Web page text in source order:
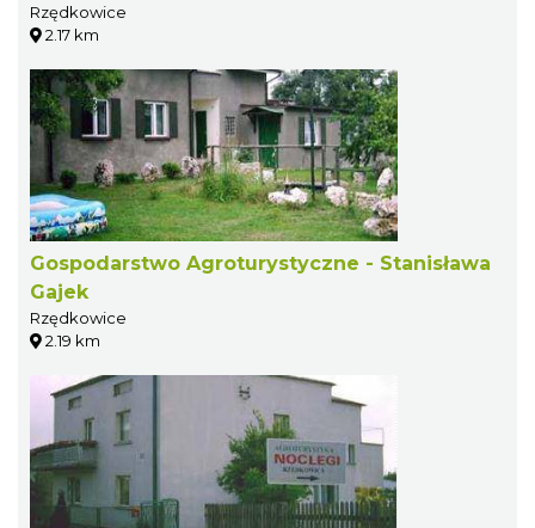
Rzędkowice
2.17 km
Gospodarstwo Agroturystyczne - Stanisława
Gajek
Rzędkowice
2.19 km